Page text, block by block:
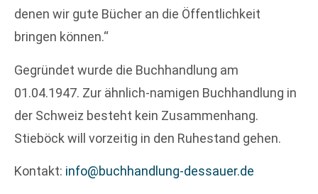
denen wir gute Bücher an die Öffentlichkeit
bringen können.“
Gegründet wurde die Buchhandlung am
01.04.1947. Zur ähnlich-namigen Buchhandlung in
der Schweiz besteht kein Zusammenhang.
Stieböck will vorzeitig in den Ruhestand gehen.
Kontakt: info@buchhandlung-dessauer.de